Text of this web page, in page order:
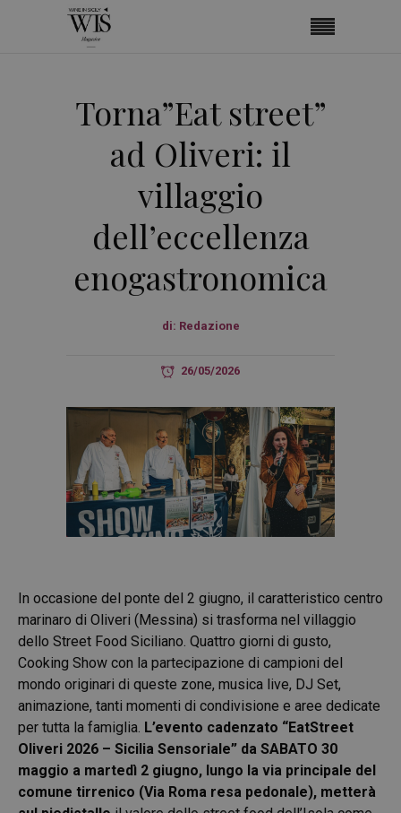
Torna”Eat street”
ad Oliveri: il
villaggio
dell’eccellenza
enogastronomica
di: Redazione
26/05/2026
In occasione del ponte del 2 giugno, il caratteristico centro
marinaro di Oliveri (Messina) si trasforma nel villaggio
dello Street Food Siciliano. Quattro giorni di gusto,
Cooking Show con la partecipazione di campioni del
mondo originari di queste zone, musica live, DJ Set,
animazione, tanti momenti di condivisione e aree dedicate
per tutta la famiglia. L’evento cadenzato “EatStreet
Oliveri 2026 – Sicilia Sensoriale” da SABATO 30
maggio a martedì 2 giugno, lungo la via principale del
comune tirrenico (Via Roma resa pedonale), metterà